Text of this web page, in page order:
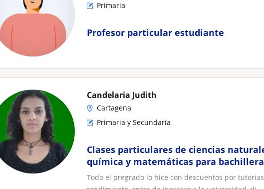
Primaria
Profesor particular estudiante
Candelaria Judith
Cartagena
Primaria y Secundaria
Clases particulares de ciencias
química y matemáticas para
biológicas y ambientales
Todo el pregrado lo hice con descuentos por